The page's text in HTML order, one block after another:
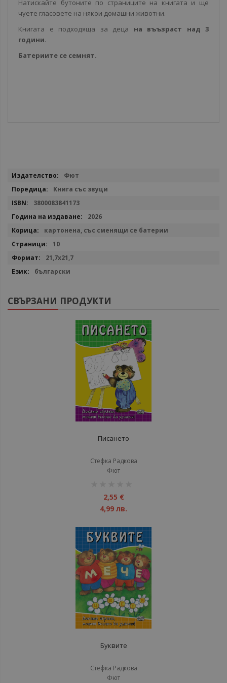
Натискайте бутоните по страниците на книгата и ще
чуете гласовете на някои домашни животни.
Книгата е подходяща за деца на въъзраст над 3
години.
Батериите се семнят.
Повече
Фют
Книга със звуци
3800083841173
2026
картонена, със сменящи се батерии
10
21,7х21,7
български
СВЪРЗАНИ ПРОДУКТИ
Писането
Стефка Радкова
Фют
2,55 €
4,99 лв.
Буквите
Стефка Радкова
Фют